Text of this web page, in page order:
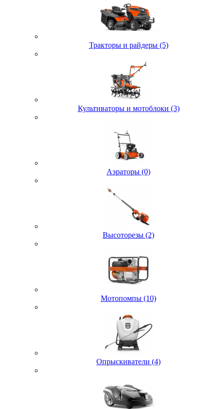
Тракторы и райдеры (5)
Культиваторы и мотоблоки (3)
Аэраторы (0)
Высоторезы (2)
Мотопомпы (10)
Опрыскиватели (4)